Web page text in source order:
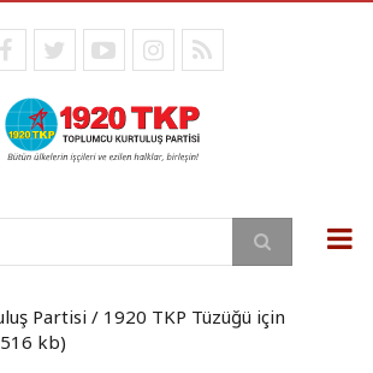
facebooktwitteryoutubeinstagram
RSS
Partisi / 1920 TKP Tüzüğü için
kb)